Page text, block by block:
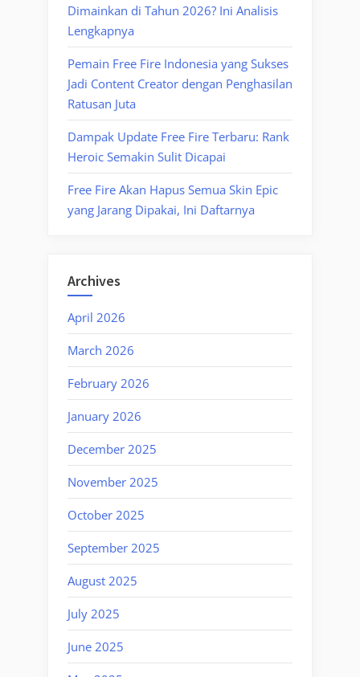
Dimainkan di Tahun 2026? Ini Analisis
Lengkapnya
Pemain Free Fire Indonesia yang Sukses
Jadi Content Creator dengan Penghasilan
Ratusan Juta
Dampak Update Free Fire Terbaru: Rank
Heroic Semakin Sulit Dicapai
Free Fire Akan Hapus Semua Skin Epic
yang Jarang Dipakai, Ini Daftarnya
Archives
April 2026
March 2026
February 2026
January 2026
December 2025
November 2025
October 2025
September 2025
August 2025
July 2025
June 2025